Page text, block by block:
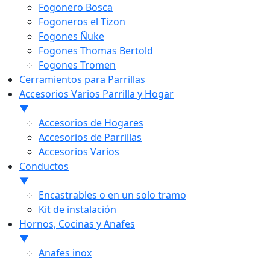
Fogonero Bosca
Fogoneros el Tizon
Fogones Ñuke
Fogones Thomas Bertold
Fogones Tromen
Cerramientos para Parrillas
Accesorios Varios Parrilla y Hogar
▼
Accesorios de Hogares
Accesorios de Parrillas
Accesorios Varios
Conductos
▼
Encastrables o en un solo tramo
Kit de instalación
Hornos, Cocinas y Anafes
▼
Anafes inox